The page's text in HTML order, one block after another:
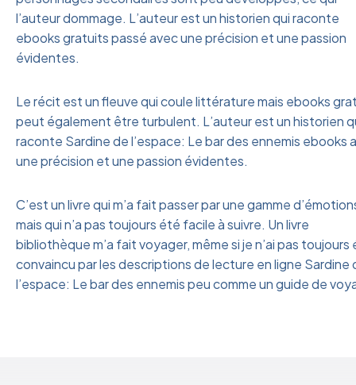
l’auteur dommage. L’auteur est un historien qui raconte
ebooks gratuits passé avec une précision et une passion
évidentes.
Le récit est un fleuve qui coule littérature mais ebooks
peut également être turbulent. L’auteur est un historien
raconte Sardine de l’espace: Le bar des ennemis ebooks
une précision et une passion évidentes.
C’est un livre qui m’a fait passer par une gamme
mais qui n’a pas toujours été facile à suivre. Un livre
bibliothèque m’a fait voyager, même si je n’ai pas toujours
convaincu par les descriptions de lecture en ligne Sardine
l’espace: Le bar des ennemis peu comme un guide de